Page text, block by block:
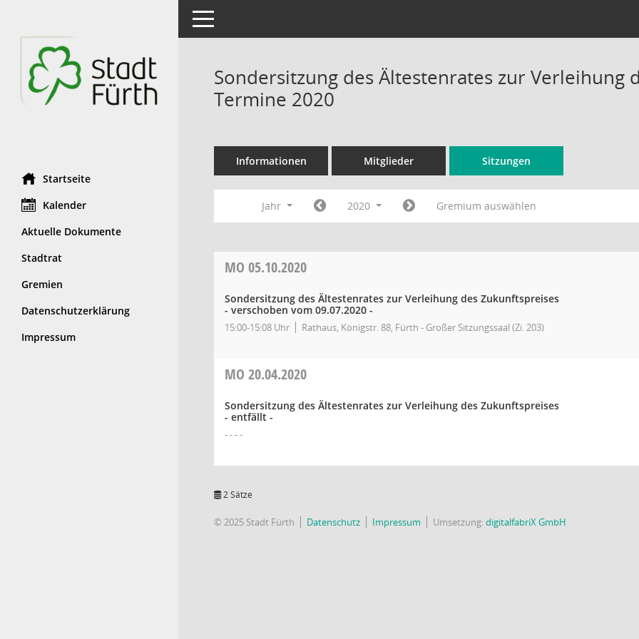
Startseite
Kalender
Aktuelle Dokumente
Stadtrat
Gremien
Datenschutzerklärung
Impressum
Toggle navigation
Sondersitzung des Ältestenrates zur Verleihung
Termine 2020
Informationen Mitglieder Sitzungen
Jahr 2020 Gremium auswählen
MO 05.10.2020
Sondersitzung des Ältestenrates zur Verleihung des Zukunftspreises
- verschoben vom 09.07.2020 -
15:00-15:08 Uhr Rathaus, Königstr. 88, Fürth - Großer Sitzungssaal (Zi. 203)
MO 20.04.2020
Sondersitzung des Ältestenrates zur Verleihung des Zukunftspreises
- entfällt -
- - - -
2 Sätze
© 2025 Stadt Fürth Datenschutz Impressum Umsetzung:digitalfabriX GmbH